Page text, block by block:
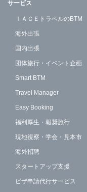
サービス
ＩＡＣＥトラベルのBTM
海外出張
国内出張
団体旅行・イベント企画
Smart BTM
Travel Manager
Easy Booking
福利厚生・報奨旅行
現地視察・学会・見本市
海外招聘
スタートアップ支援
ビザ申請代行サービス